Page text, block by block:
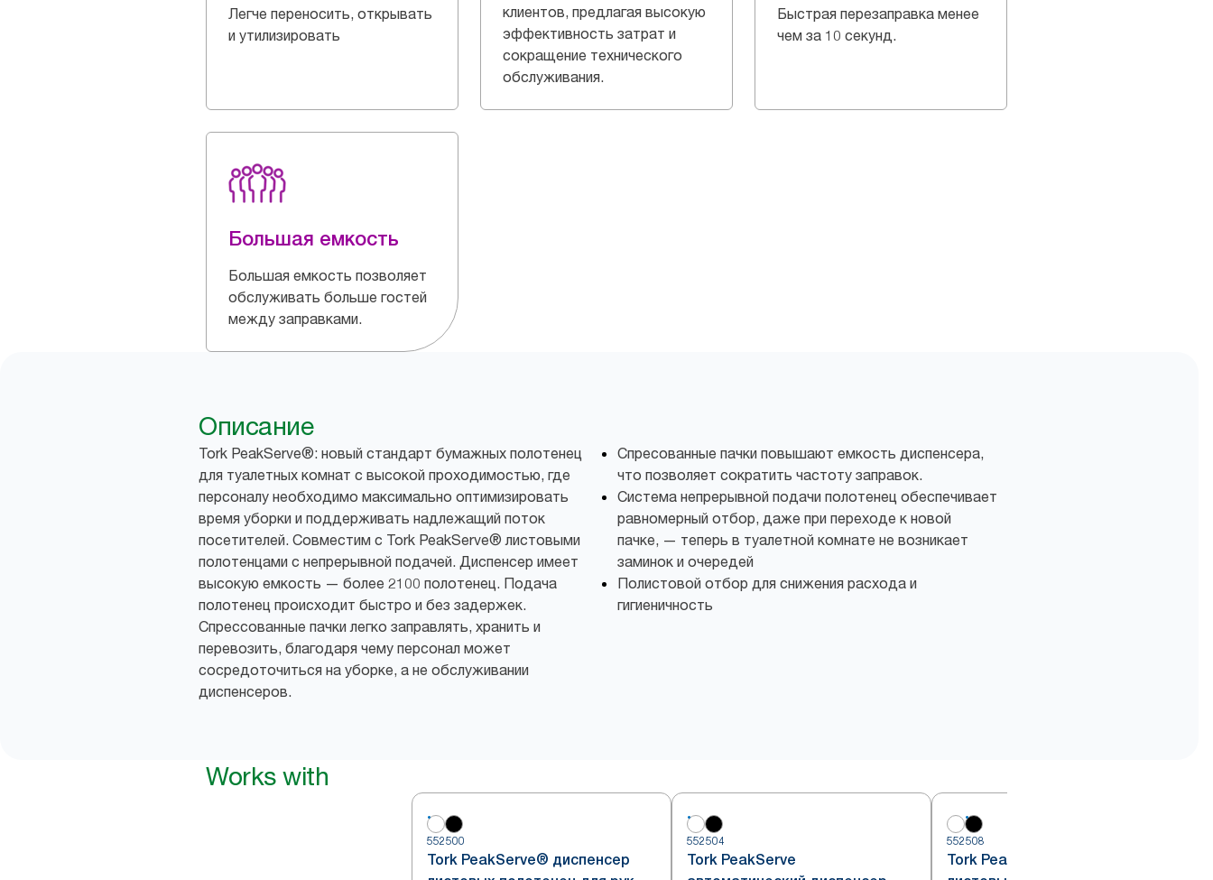
Легче переносить, открывать
и утилизировать
клиентов, предлагая высокую
эффективность затрат и
сокращение технического
обслуживания.
Быстрая перезаправка менее
чем за 10 секунд.
Большая емкость
Большая емкость позволяет
обслуживать больше гостей
между заправками.
Описание
Tork PeakServe®: новый стандарт бумажных полотенец
для туалетных комнат с высокой проходимостью, где
персоналу необходимо максимально оптимизировать
время уборки и поддерживать надлежащий поток
посетителей. Совместим с Tork PeakServe® листовыми
полотенцами с непрерывной подачей. Диспенсер имеет
высокую емкость — более 2100 полотенец. Подача
полотенец происходит быстро и без задержек.
Спрессованные пачки легко заправлять, хранить и
перевозить, благодаря чему персонал может
сосредоточиться на уборке, а не обслуживании
диспенсеров.
Спресованные пачки повышают емкость диспенсера,
что позволяет сократить частоту заправок.
Система непрерывной подачи полотенец обеспечивает
равномерный отбор, даже при переходе к новой
пачке, — теперь в туалетной комнате не возникает
заминок и очередей
Полистовой отбор для снижения расхода и
гигиеничность
Works with
552500
Tork PeakServe® диспенсер
552504
Tork PeakServe
552508
Tork PeakServe® диспенсер